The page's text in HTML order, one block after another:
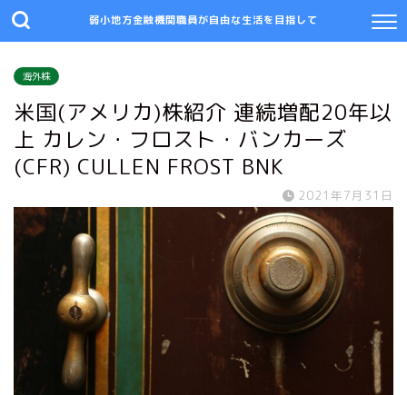
弱小地方金融機関職員が自由な生活を目指して
海外株
米国(アメリカ)株紹介 連続増配20年以
上 カレン・フロスト・バンカーズ
(CFR) CULLEN FROST BNK
2021年7月31日